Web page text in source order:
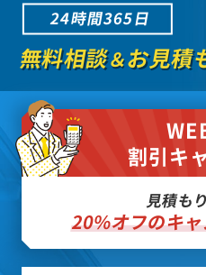
24時間365日
無料相談＆お見積
割引キ
見積も
20%オフのキ